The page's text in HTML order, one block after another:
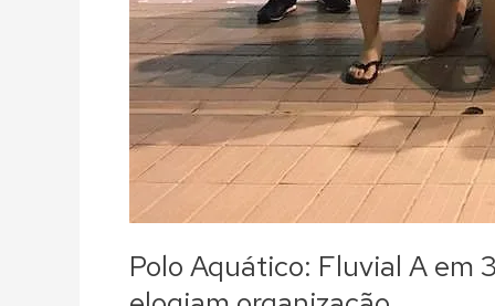
Polo Aquático: Fluvial A em